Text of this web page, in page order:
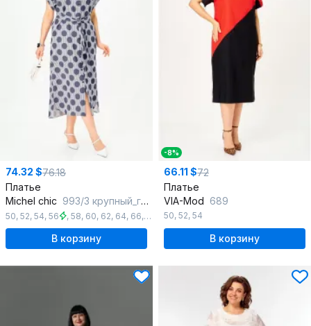
74.32 $76.18
Платье
Michel chic 993/3 крупный_горох
50, 52, 54, 56 , 58, 60, 62, 64, 66, 68
В корзину
-8%
66.11 $72
Платье
VIA-Mod 689
50, 52, 54
В корзину